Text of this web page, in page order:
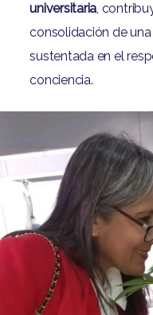
universitaria,
consolidación de
sustentada en el
conciencia.